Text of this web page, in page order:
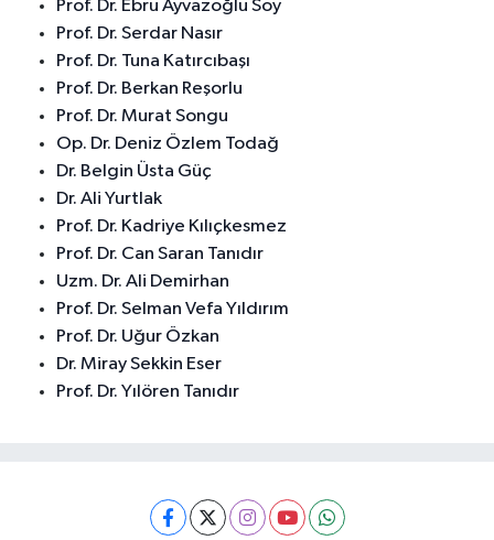
Prof. Dr. Ebru Ayvazoğlu Soy
Prof. Dr. Serdar Nasır
Prof. Dr. Tuna Katırcıbaşı
Prof. Dr. Berkan Reşorlu
Prof. Dr. Murat Songu
Op. Dr. Deniz Özlem Todağ
Dr. Belgin Üsta Güç
Dr. Ali Yurtlak
Prof. Dr. Kadriye Kılıçkesmez
Prof. Dr. Can Saran Tanıdır
Uzm. Dr. Ali Demirhan
Prof. Dr. Selman Vefa Yıldırım
Prof. Dr. Uğur Özkan
Dr. Miray Sekkin Eser
Prof. Dr. Yılören Tanıdır